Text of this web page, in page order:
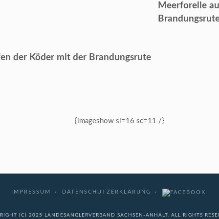
Meerforelle
der Köder mit der Brandungsrute
{imageshow sl=16 sc=11 /}
IMPRESSUM DATENSCHUTZERKLÄRUNG
(C) 2025 LANDESANGLERVERBAND SACHSEN-ANHALT. ALL RIGHTS